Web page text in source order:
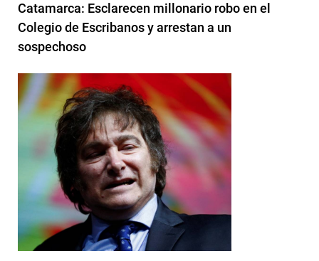
Catamarca: Esclarecen millonario robo en el
Colegio de Escribanos y arrestan a un
sospechoso